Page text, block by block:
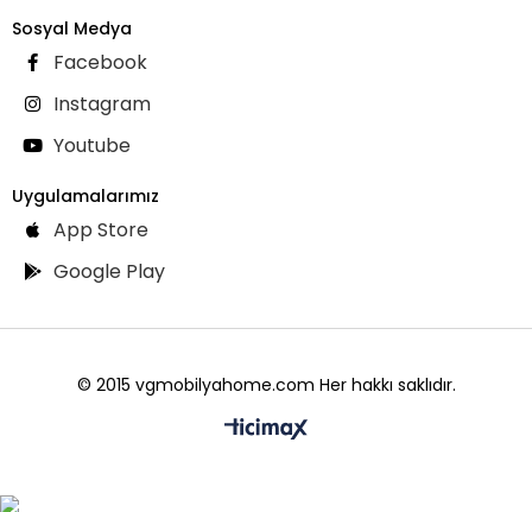
Sosyal Medya
Facebook
Instagram
Youtube
Uygulamalarımız
App Store
Google Play
© 2015 vgmobilyahome.com Her hakkı saklıdır.